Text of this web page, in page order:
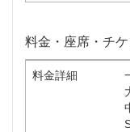
料金・座席・チ
料金詳細